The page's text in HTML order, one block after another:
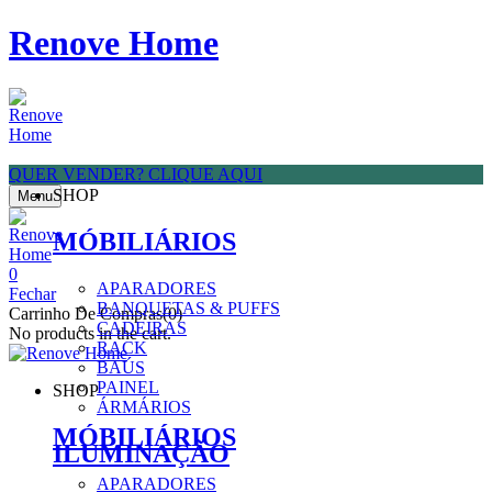
Renove Home
SHOP
MÓBILIÁRIOS
APARADORES
BANQUETAS & PUFFS
CADEIRAS
RACK
BAÚS
PAINEL
ÁRMÁRIOS
ILUMINAÇÃO
QUER VENDER? CLIQUE AQUI
Menu
0
Fechar
Carrinho De Compras(0)
No products in the cart.
SHOP
MÓBILIÁRIOS
APARADORES